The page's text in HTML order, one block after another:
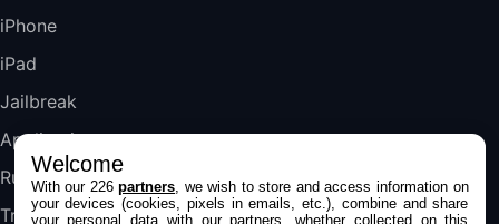
Jeu FIFA 20 sur PC (code à télécharger)
45,98€57,99€Rue Du Commerce (Vendeur Tiers)
iPhone
iPad
Jailbreak
Applications
Rumeurs
Trucs & astuces
Welcome
With our 226partners , we wish to store and access information on
your devices (cookies, pixels in emails, etc.), combine and share
your personal data with our partners, whether collected on this